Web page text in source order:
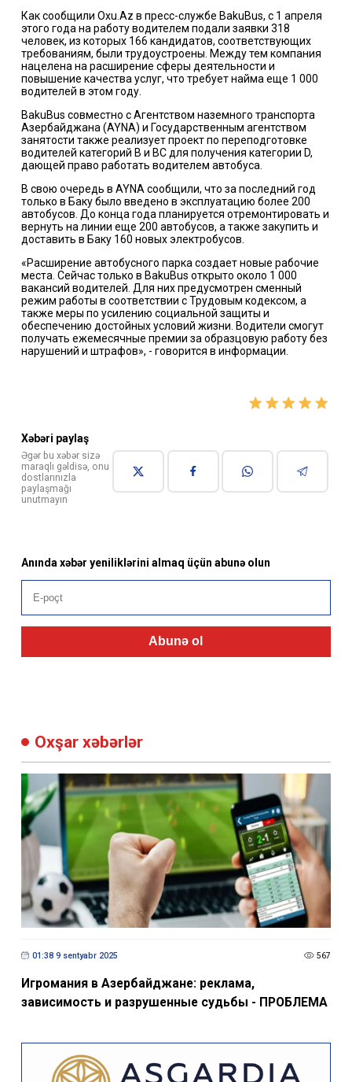
Как сообщили Oxu.Az в пресс-службе BakuBus, с 1 апреля
этого года на работу водителем подали заявки 318
человек, из которых 166 кандидатов, соответствующих
требованиям, были трудоустроены. Между тем компания
нацелена на расширение сферы деятельности и
повышение качества услуг, что требует найма еще 1 000
водителей в этом году.
BakuBus совместно с Агентством наземного транспорта
Азербайджана (AYNA) и Государственным агентством
занятости также реализует проект по переподготовке
водителей категорий B и BC для получения категории D,
дающей право работать водителем автобуса.
В свою очередь в AYNA сообщили, что за последний год
только в Баку было введено в эксплуатацию более 200
автобусов. До конца года планируется отремонтировать и
вернуть на линии еще 200 автобусов, а также закупить и
доставить в Баку 160 новых электробусов.
«Расширение автобусного парка создает новые рабочие
места. Сейчас только в BakuBus открыто около 1 000
вакансий водителей. Для них предусмотрен сменный
режим работы в соответствии с Трудовым кодексом, а
также меры по усилению социальной защиты и
обеспечению достойных условий жизни. Водители смогут
получать ежемесячные премии за образцовую работу без
нарушений и штрафов», - говорится в информации.
Xəbəri paylaş
Əgər bu xəbər sizə
maraqlı gəldisə, onu
dostlarınızla
paylaşmağı
unutmayın
Anında xəbər yeniliklərini almaq üçün abunə olun
Abunə ol
Oxşar xəbərlər
01:38 9 sentyabr 2025 567
Игромания в Азербайджане: реклама,
зависимость и разрушенные судьбы - ПРОБЛЕМА